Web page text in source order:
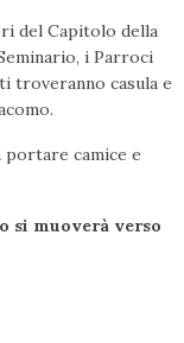
del Capitolo della
i Parroci
troveranno casula e
camice e
si muoverà verso